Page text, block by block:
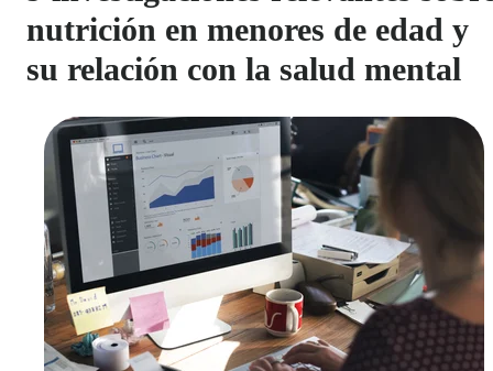
nutrición en menores de edad y
su relación con la salud mental